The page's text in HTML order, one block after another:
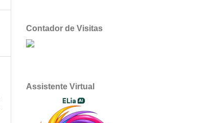
Contador de Visitas
Assistente Virtual